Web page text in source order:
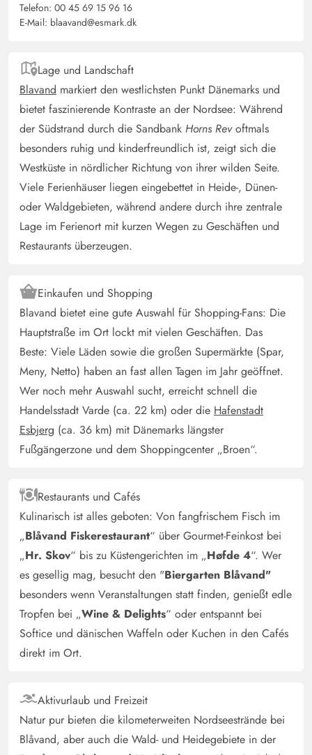
Telefon: 00 45 69 15 96 16
E-Mail: blaavand@esmark.dk
Lage und Landschaft
Blavand markiert den westlichsten Punkt Dänemarks und
bietet faszinierende Kontraste an der Nordsee: Während
der Südstrand durch die Sandbank Horns Revoftmals
besonders ruhig und kinderfreundlich ist, zeigt sich die
Westküste in nördlicher Richtung von ihrer wilden Seite.
Viele Ferienhäuser liegen eingebettet in Heide-, Dünen-
oder Waldgebieten, während andere durch ihre zentrale
Lage im Ferienort mit kurzen Wegen zu Geschäften und
Restaurants überzeugen.
Einkaufen und Shopping
Blavand bietet eine gute Auswahl für Shopping-Fans: Die
Hauptstraße im Ort lockt mit vielen Geschäften. Das
Beste: Viele Läden sowie die großen Supermärkte (Spar,
Meny, Netto) haben an fast allen Tagen im Jahr geöffnet.
Wer noch mehr Auswahl sucht, erreicht schnell die
Handelsstadt Varde (ca. 22 km) oder die Hafenstadt
Esbjerg (ca. 36 km) mit Dänemarks längster
Fußgängerzone und dem Shoppingcenter „Broen“.
Restaurants und Cafés
Kulinarisch ist alles geboten: Von fangfrischem Fisch im
„Blåvand Fiskerestaurant“ über Gourmet-Feinkost bei
„Hr. Skov“ bis zu Küstengerichten im „Høfde 4“. Wer
es gesellig mag, besucht den "Biergarten Blåvand"
besonders wenn Veranstaltungen statt finden, genießt edle
Tropfen bei „Wine & Delights“ oder entspannt bei
Softice und dänischen Waffeln oder Kuchen in den Cafés
direkt im Ort.
Aktivurlaub und Freizeit
Natur pur bieten die kilometerweiten Nordseestrände bei
Blåvand, aber auch die Wald- und Heidegebiete in der